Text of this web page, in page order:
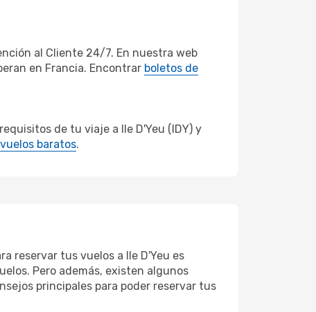
al Cliente 24/7. En nuestra web
en Francia. Encontrar boletos de
de tu viaje a Ile D'Yeu (IDY) y
vuelos baratos.
reservar tus vuelos a Ile D'Yeu es
Pero además, existen algunos
principales para poder reservar tus